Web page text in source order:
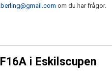
om du har frågor.
i Eskilscupen